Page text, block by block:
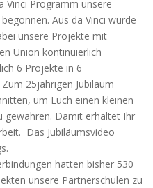
Vinci Programm unsere
Aus da Vinci wurde
unsere Projekte mit
Union kontinuierlich
6 Projekte in 6
25jährigen Jubiläum
um Euch einen kleinen
gewähren. Damit erhaltet Ihr
Das Jubiläumsvideo
hatten bisher 530
unsere Partnerschulen zu